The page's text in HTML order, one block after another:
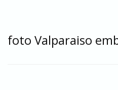
foto Valparaiso